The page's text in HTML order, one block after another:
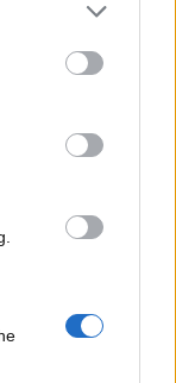
si sono
in occasione
del Motor
gara è
di